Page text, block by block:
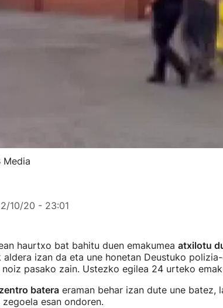
Media
10/20 - 23:01
haurtxo bat bahitu duen emakumea atxilotu
aldera izan da eta une honetan Deustuko
pasako zain. Ustezko egilea 24 urteko
bateraeraman behar izan dute une batez,
esan ondoren.